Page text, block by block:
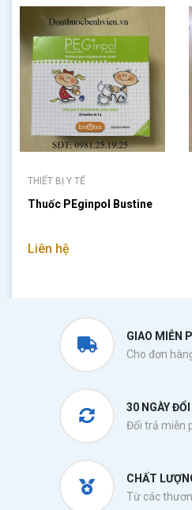
THIẾT BỊ Y TẾ
Thuốc PEginpol Bustine
Liên hệ
GIAO MIỄN
Cho đơn
30 NGÀY
Đổi trả miễn
CHẤT
Từ các